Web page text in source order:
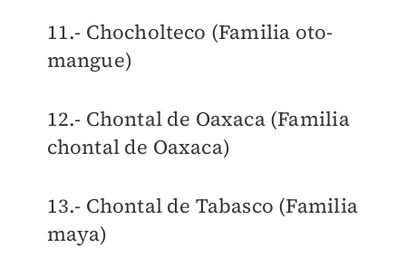
11.- Chocholteco (Familia oto-
mangue)
12.- Chontal de Oaxaca (Familia
chontal de Oaxaca)
13.- Chontal de Tabasco (Familia
maya)